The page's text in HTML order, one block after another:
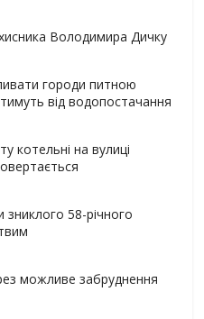
Володимира Дичку
городи питною
від водопостачання
котельні на вулиці
58-річного
можливе забруднення